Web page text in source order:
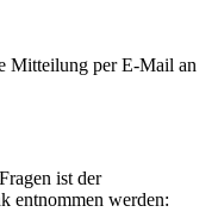
Mitteilung per E-Mail an
ist der
entnommen werden: